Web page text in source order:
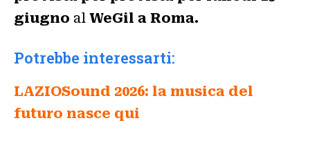
giugno al WeGil a Roma.
Potrebbe interessarti:
LAZIOSound 2026: la musica del
futuro nasce qui